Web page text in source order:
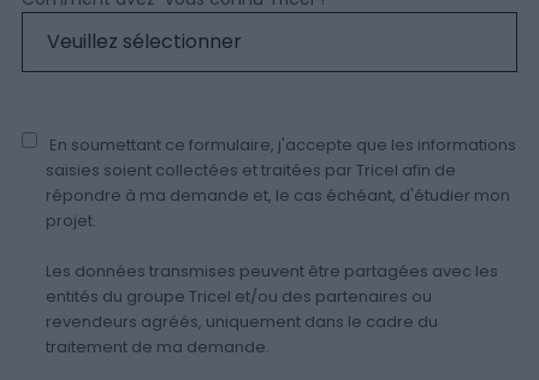
En soumettant ce formulaire, j'accepte que les informations
saisies soient collectées et traitées par Tricel afin de
répondre à ma demande et, le cas échéant, d'étudier mon
projet.
Les données transmises peuvent être partagées avec les
entités du groupe Tricel et/ou des partenaires ou
revendeurs agréés, uniquement dans le cadre du
traitement de ma demande.